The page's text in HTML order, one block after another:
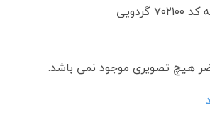
هیچ تصویری موجود نمی باشد.